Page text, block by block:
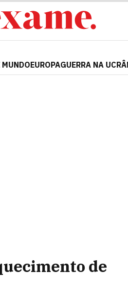
EUROPAGUERRA NA
de